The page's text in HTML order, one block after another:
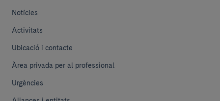
Notícies
Activitats
Ubicació i contacte
Àrea privada per al professional
Urgències